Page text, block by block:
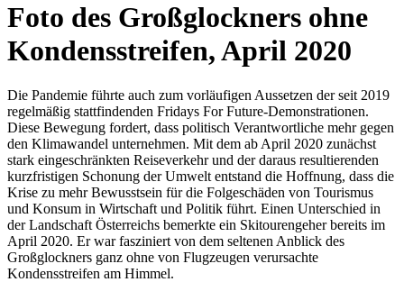
Foto des Großglockners ohne
Kondensstreifen, April 2020
Die Pandemie führte auch zum vorläufigen Aussetzen der seit 2019
regelmäßig stattfindenden Fridays For Future-Demonstrationen.
Diese Bewegung fordert, dass politisch Verantwortliche mehr gegen
den Klimawandel unternehmen. Mit dem ab April 2020 zunächst
stark eingeschränkten Reiseverkehr und der daraus resultierenden
kurzfristigen Schonung der Umwelt entstand die Hoffnung, dass die
Krise zu mehr Bewusstsein für die Folgeschäden von Tourismus
und Konsum in Wirtschaft und Politik führt. Einen Unterschied in
der Landschaft Österreichs bemerkte ein Skitourengeher bereits im
April 2020. Er war fasziniert von dem seltenen Anblick des
Großglockners ganz ohne von Flugzeugen verursachte
Kondensstreifen am Himmel.